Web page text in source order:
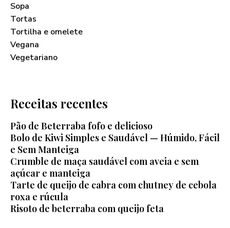
Sopa
Tortas
Tortilha e omelete
Vegana
Vegetariano
Receitas recentes
Pão de Beterraba fofo e delicioso
Bolo de Kiwi Simples e Saudável — Húmido, Fácil
e Sem Manteiga
Crumble de maça saudável com aveia e sem
açúcar e manteiga
Tarte de queijo de cabra com chutney de cebola
roxa e rúcula
Risoto de beterraba com queijo feta